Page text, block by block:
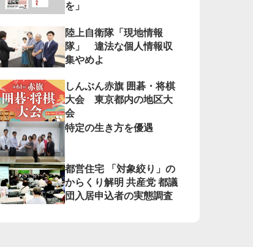
を」
陸上自衛隊「現地情報
隊」 違法な個人情報収
集やめよ
しんぶん赤旗 囲碁・将棋
大会 東京都内の地区大
会
特定の生き方を優遇
都営住宅 「対象絞り」の
からくり解明 共産党 都議
団入居申込者の実態調査